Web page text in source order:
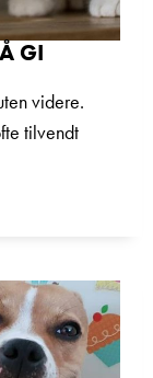
GI
videre.
tilvendt